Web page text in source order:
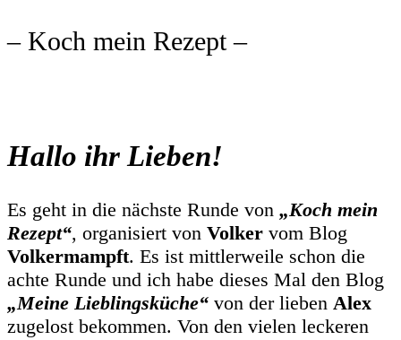
– Koch mein Rezept –
Hallo ihr Lieben!
Es geht in die nächste Runde von „Koch mein
Rezept“, organisiert von Volker vom Blog
Volkermampft. Es ist mittlerweile schon die
achte Runde und ich habe dieses Mal den Blog
„Meine Lieblingsküche“ von der lieben Alex
zugelost bekommen. Von den vielen leckeren